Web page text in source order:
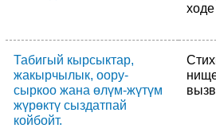
Табигый кырсыктар,
жакырчылык, оору-
сыркоо жана өлүм-жүтүм
жүрөктү сыздатпай
койбойт.